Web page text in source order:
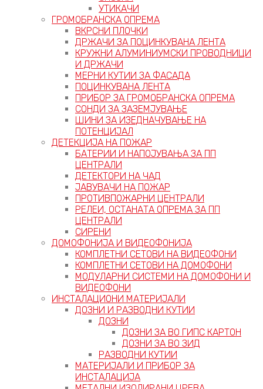
УТИКАЧИ
ГРОМОБРАНСКА ОПРЕМА
ВКРСНИ ПЛОЧКИ
ДРЖАЧИ ЗА ПОЦИНКУВАНА ЛЕНТА
КРУЖНИ АЛУМИНИУМСКИ ПРОВОДНИЦИ
И ДРЖАЧИ
МЕРНИ КУТИИ ЗА ФАСАДА
ПОЦИНКУВАНА ЛЕНТА
ПРИБОР ЗА ГРОМОБРАНСКА ОПРЕМА
СОНДИ ЗА ЗАЗЕМЈУВАЊЕ
ШИНИ ЗА ИЗЕДНАЧУВАЊЕ НА
ПОТЕНЦИЈАЛ
ДЕТЕКЦИЈА НА ПОЖАР
БАТЕРИИ И НАПОЈУВАЊА ЗА ПП
ЦЕНТРАЛИ
ДЕТЕКТОРИ НА ЧАД
ЈАВУВАЧИ НА ПОЖАР
ПРОТИВПОЖАРНИ ЦЕНТРАЛИ
РЕЛЕИ, ОСТАНАТА ОПРЕМА ЗА ПП
ЦЕНТРАЛИ
СИРЕНИ
ДОМОФОНИЈА И ВИДЕОФОНИЈА
КОМПЛЕТНИ СЕТОВИ НА ВИДЕОФОНИ
КОМПЛЕТНИ СЕТОВИ НА ДОМОФОНИ
МОДУЛАРНИ СИСТЕМИ НА ДОМОФОНИ И
ВИДЕОФОНИ
ИНСТАЛАЦИОНИ МАТЕРИЈАЛИ
ДОЗНИ И РАЗВОДНИ КУТИИ
ДОЗНИ
ДОЗНИ ЗА ВО ГИПС КАРТОН
ДОЗНИ ЗА ВО ЗИД
РАЗВОДНИ КУТИИ
МАТЕРИЈАЛИ И ПРИБОР ЗА
ИНСТАЛАЦИЈА